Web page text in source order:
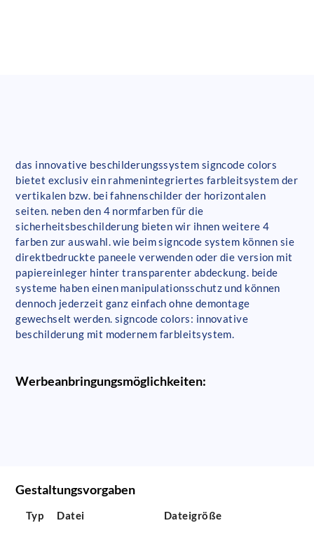
das innovative beschilderungssystem signcode colors
bietet exclusiv ein rahmenintegriertes farbleitsystem der
vertikalen bzw. bei fahnenschilder der horizontalen
seiten. neben den 4 normfarben für die
sicherheitsbeschilderung bieten wir ihnen weitere 4
farben zur auswahl. wie beim signcode system können sie
direktbedruckte paneele verwenden oder die version mit
papiereinleger hinter transparenter abdeckung. beide
systeme haben einen manipulationsschutz und können
dennoch jederzeit ganz einfach ohne demontage
gewechselt werden. signcode colors: innovative
beschilderung mit modernem farbleitsystem.
Werbeanbringungsmöglichkeiten:
Gestaltungsvorgaben
Typ Datei Dateigröße